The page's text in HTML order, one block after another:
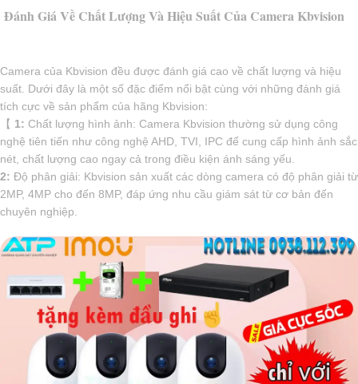
Đánh Giá Về Chất Lượng Và Hiệu Suất Của Camera Kbvision
Camera của Kbvision đều được đánh giá cao về chất lượng và hiệu
suất. Dưới đây là một số đặc điểm nổi bật cùng với những đánh giá
tích cực về sản phẩm của hãng Kbvision:
【 1: Chất lượng hình ảnh: Camera Kbvision thường sử dụng công
nghệ tiên tiến như công nghệ AHD, TVI, IPC để cung cấp hình ảnh sắc
nét, chất lượng cao ngay cả trong điều kiện ánh sáng yếu.
2: Độ phân giải: Kbvision sản xuất các dòng camera có độ phân giải từ
2MP, 4MP cho đến 8MP, đáp ứng nhu cầu giám sát từ cơ bản đến
chuyên nghiệp.